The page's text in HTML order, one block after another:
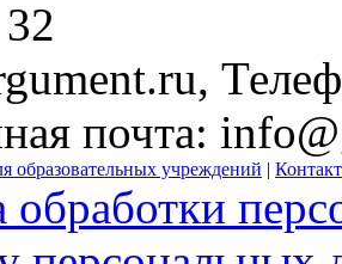
,
почта:
образовательных учреждений |
обработки